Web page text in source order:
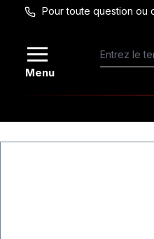
Passer au contenu principal
Pour toute question ou
Menu